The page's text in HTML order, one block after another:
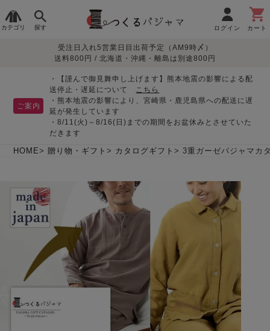
カテゴリ 探す ログイン カート
レディースパジャマ
春 夏 秋
メンズパジャマ
生地で
さがす
オーガニック素材 サテン織り
目的別で
さがす
敏感肌用
パジャマ
入院・介護
胸が目立たない
マタニティ
パジャマ
ペアで
そろえたい
眠れる作務衣特集
体型別におすすめパジ
ャマ
年齢別におすすめパジ
ャマ
ルームウェア
デザインで
さがす
ィース
パジャマ
前開き かぶり ワンピース
胸がすけない
羽織・バスロ
ーブ
上着単品
夏パジャマ特集 つくるパジャマとは
お支払い・送料・配送
について
返品・交換について よくあるご質問
会社概要 お買い物ガイド 安心の日本製
受注日入れ5営業日目出荷予定（AM9時〆）
送料800円 / 北海道・沖縄・離島は別途800円
ご案内
・【謹んで御見舞申し上げます】熊本地震の影響による配
送停止・遅延について こちら
・熊本地震の影響により、宮崎県・鹿児島県への配送に遅
延が発生しています
・8/11(火)～8/16(日)までの期間をお盆休みとさせていた
だきます
HOME 贈り物・ギフト カタログギフト 3重ガーゼパジャマカ